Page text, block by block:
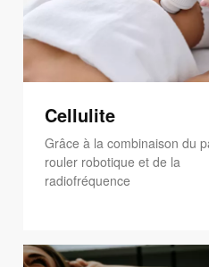
Cellulite
Grâce à la combinaison du
rouler robotique et de la
radiofréquence